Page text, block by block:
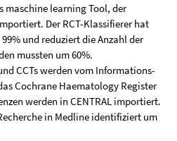
maschine learning Tool, der
Der RCT-Klassifierer hat
und reduziert die Anzahl der
mussten um 60%.
CCTs werden vom Informations-
Cochrane Haematology Register
werden in CENTRAL importiert.
in Medline identifiziert um